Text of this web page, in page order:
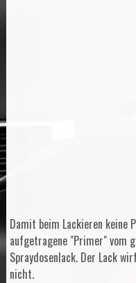
Damit beim Lackieren keine
aufgetragene "Primer" vom
Spraydosenlack. Der Lack
nicht.